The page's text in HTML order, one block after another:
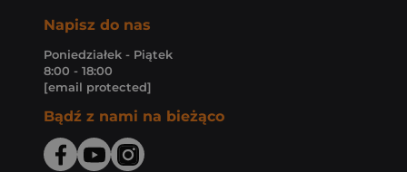
Napisz do nas
Poniedziałek - Piątek
8:00 - 18:00
[email protected]
Bądź z nami na bieżąco